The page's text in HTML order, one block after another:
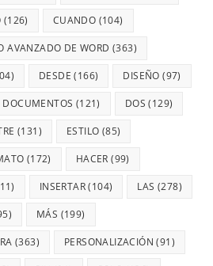
(126) CUANDO (104)
AVANZADO DE WORD (363)
DESDE (166) DISEÑO (97)
DOCUMENTOS (121) DOS (129)
(131) ESTILO (85)
(172) HACER (99)
INSERTAR(104) LAS (278)
MÁS (199)
(363) PERSONALIZACIÓN (91)